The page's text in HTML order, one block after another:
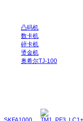
凸码机
数卡机
碎卡机
烫金机
奥希尔TJ-100